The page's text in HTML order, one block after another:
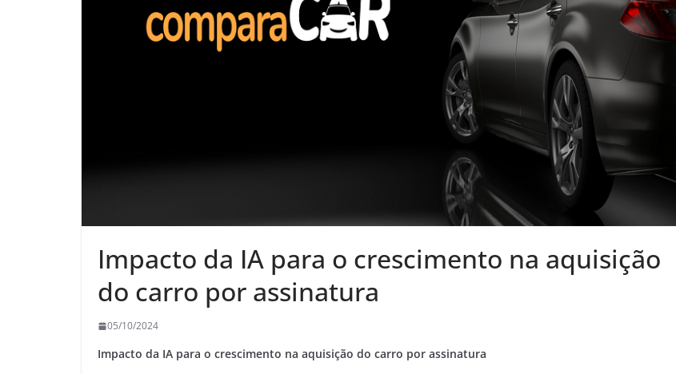
Impacto da IA para o crescimento na aquisição
do carro por assinatura
05/10/2024
Impacto da IA para o crescimento na aquisição do carro por assinatura